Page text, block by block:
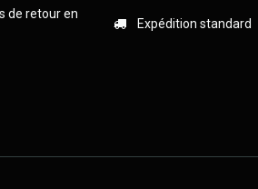
de retour en
Expédition